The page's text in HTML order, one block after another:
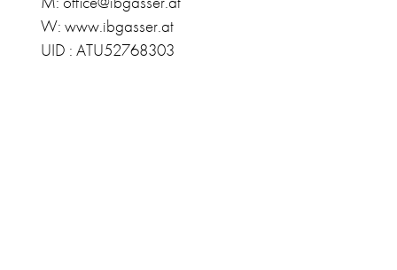
W: www.ibgasser.at
UID : ATU52768303